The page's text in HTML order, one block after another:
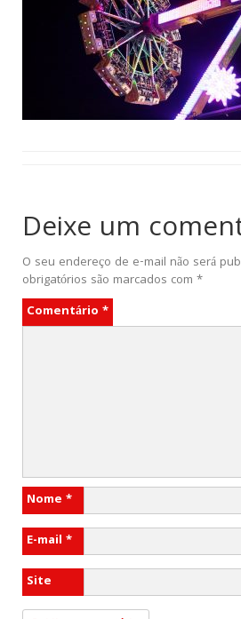
Deixe um
O seu endereço de e-mail não será
obrigatórios são marcados com *
Comentário *
Nome *
E-mail *
Site